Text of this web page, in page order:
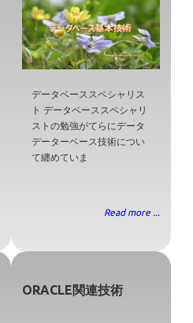
データベーススペシャリス
ト データベーススペシャリ
ストの勉強がてらにデータ
データーベース技術につい
て纏めていま
Read more ...
ORACLE関連技術